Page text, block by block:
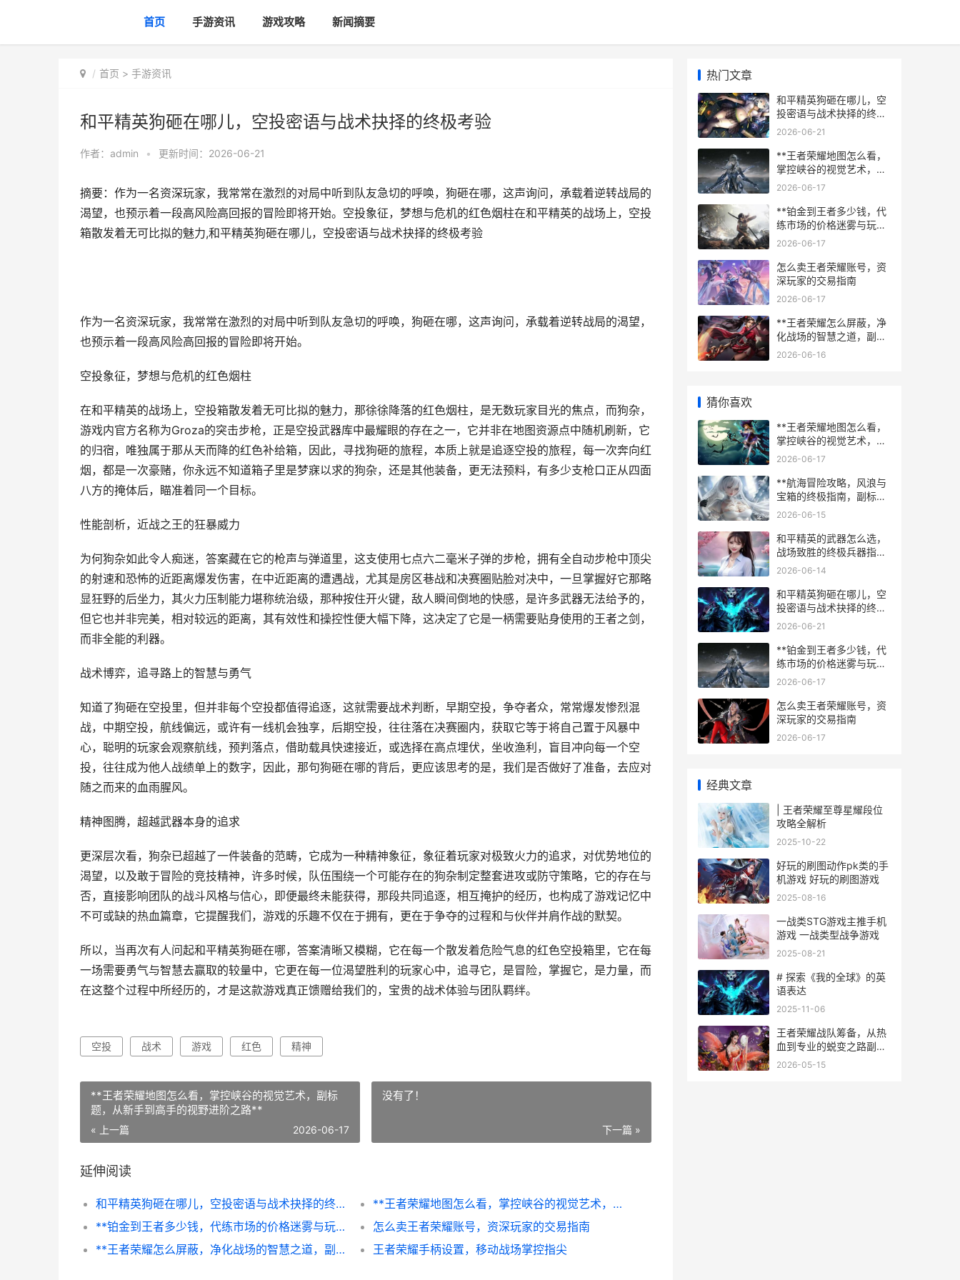
首页 手游资讯 游戏攻略 新闻摘要
首页 > 手游资讯
和平精英狗砸在哪儿，空投密语与战术抉择的终极考验
作者： admin • 更新时间：2026-06-21
摘要：作为一名资深玩家，我常常在激烈的对局中听到队友急切的呼唤，狗砸在哪，这声询问，承载着逆转战局的
渴望，也预示着一段高风险高回报的冒险即将开始。空投象征，梦想与危机的红色烟柱在和平精英的战场上，空投
箱散发着无可比拟的魅力,和平精英狗砸在哪儿，空投密语与战术抉择的终极考验
作为一名资深玩家，我常常在激烈的对局中听到队友急切的呼唤，狗砸在哪，这声询问，承载着逆转战局的渴望，
也预示着一段高风险高回报的冒险即将开始。
空投象征，梦想与危机的红色烟柱
在和平精英的战场上，空投箱散发着无可比拟的魅力，那徐徐降落的红色烟柱，是无数玩家目光的焦点，而狗杂，
游戏内官方名称为Groza的突击步枪，正是空投武器库中最耀眼的存在之一，它并非在地图资源点中随机刷新，它
的归宿，唯独属于那从天而降的红色补给箱，因此，寻找狗砸的旅程，本质上就是追逐空投的旅程，每一次奔向红
烟，都是一次豪赌，你永远不知道箱子里是梦寐以求的狗杂，还是其他装备，更无法预料，有多少支枪口正从四面
八方的掩体后，瞄准着同一个目标。
性能剖析，近战之王的狂暴威力
为何狗杂如此令人痴迷，答案藏在它的枪声与弹道里，这支使用七点六二毫米子弹的步枪，拥有全自动步枪中顶尖
的射速和恐怖的近距离爆发伤害，在中近距离的遭遇战，尤其是房区巷战和决赛圈贴脸对决中，一旦掌握好它那略
显狂野的后坐力，其火力压制能力堪称统治级，那种按住开火键，敌人瞬间倒地的快感，是许多武器无法给予的，
但它也并非完美，相对较远的距离，其有效性和操控性便大幅下降，这决定了它是一柄需要贴身使用的王者之剑，
而非全能的利器。
战术博弈，追寻路上的智慧与勇气
知道了狗砸在空投里，但并非每个空投都值得追逐，这就需要战术判断，早期空投，争夺者众，常常爆发惨烈混
战，中期空投，航线偏远，或许有一线机会独享，后期空投，往往落在决赛圈内，获取它等于将自己置于风暴中
心，聪明的玩家会观察航线，预判落点，借助载具快速接近，或选择在高点埋伏，坐收渔利，盲目冲向每一个空
投，往往成为他人战绩单上的数字，因此，那句狗砸在哪的背后，更应该思考的是，我们是否做好了准备，去应对
随之而来的血雨腥风。
精神图腾，超越武器本身的追求
更深层次看，狗杂已超越了一件装备的范畴，它成为一种精神象征，象征着玩家对极致火力的追求，对优势地位的
渴望，以及敢于冒险的竞技精神，许多时候，队伍围绕一个可能存在的狗杂制定整套进攻或防守策略，它的存在与
否，直接影响团队的战斗风格与信心，即便最终未能获得，那段共同追逐，相互掩护的经历，也构成了游戏记忆中
不可或缺的热血篇章，它提醒我们，游戏的乐趣不仅在于拥有，更在于争夺的过程和与伙伴并肩作战的默契。
所以，当再次有人问起和平精英狗砸在哪，答案清晰又模糊，它在每一个散发着危险气息的红色空投箱里，它在每
一场需要勇气与智慧去赢取的较量中，它更在每一位渴望胜利的玩家心中，追寻它，是冒险，掌握它，是力量，而
在这整个过程中所经历的，才是这款游戏真正馈赠给我们的，宝贵的战术体验与团队羁绊。
空投 战术 游戏 红色 精神
**王者荣耀地图怎么看，掌控峡谷的视觉艺术，副标
题，从新手到高手的视野进阶之路**
« 上一篇 2026-06-17
没有了！
下一篇 »
延伸阅读
和平精英狗砸在哪儿，空投密语与战术抉择的终极考验
**王者荣耀地图怎么看，掌控峡谷的视觉艺术，副标题，从新手到高手的视野进阶之路**
**铂金到王者多少钱，代练市场的价格迷雾与玩家抉择**
怎么卖王者荣耀账号，资深玩家的交易指南
**王者荣耀怎么屏蔽，净化战场的智慧之道，副标题，资深玩家的心路历程与实战指南**
王者荣耀手柄设置，移动战场掌控指尖
热门文章
和平精英狗砸在哪儿，空
投密语与战术抉择的终极
考验
2026-06-21
**王者荣耀地图怎么看，
掌控峡谷的视觉艺术，副
标题，从新手到高手的视
2026-06-17
**铂金到王者多少钱，代
练市场的价格迷雾与玩家
抉择**
2026-06-17
怎么卖王者荣耀账号，资
深玩家的交易指南
2026-06-17
**王者荣耀怎么屏蔽，净
化战场的智慧之道，副标
题，资深玩家的心路历程
2026-06-16
猜你喜欢
**王者荣耀地图怎么看，
掌控峡谷的视觉艺术，副
标题，从新手到高手的视
2026-06-17
**航海冒险攻略，风浪与
宝箱的终极指南，副标
题，老船长的七海心得**
2026-06-15
和平精英的武器怎么选，
战场致胜的终极兵器指
南，副标题，从新手到高
2026-06-14
和平精英狗砸在哪儿，空
投密语与战术抉择的终极
考验
2026-06-21
**铂金到王者多少钱，代
练市场的价格迷雾与玩家
抉择**
2026-06-17
怎么卖王者荣耀账号，资
深玩家的交易指南
2026-06-17
经典文章
| 王者荣耀至尊星耀段位
攻略全解析
2025-10-22
好玩的刷图动作pk类的手
机游戏 好玩的刷图游戏
2025-08-16
一战类STG游戏主推手机
游戏 一战类型战争游戏
2025-08-21
# 探索《我的全球》的英
语表达
2025-11-06
王者荣耀战队筹备，从热
血到专业的蜕变之路副标
题，草台班子到职业体系
2026-05-15